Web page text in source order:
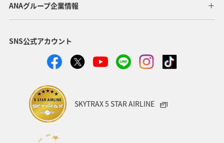
福井県 マイルを貯める
ANAグループ企業情報
SNS公式アカウント
SKYTRAX 5 STAR AIRLINE